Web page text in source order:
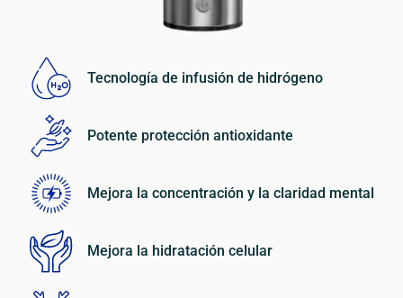
Tecnología de infusión de hidrógeno
Potente protección antioxidante
Mejora la concentración y la claridad mental
Mejora la hidratación celular